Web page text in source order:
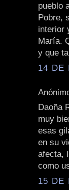
pueblo
Pobre,
interior
María.
y que
14 DE
Daoña
muy
esas
en su
afecta,
como
15 DE